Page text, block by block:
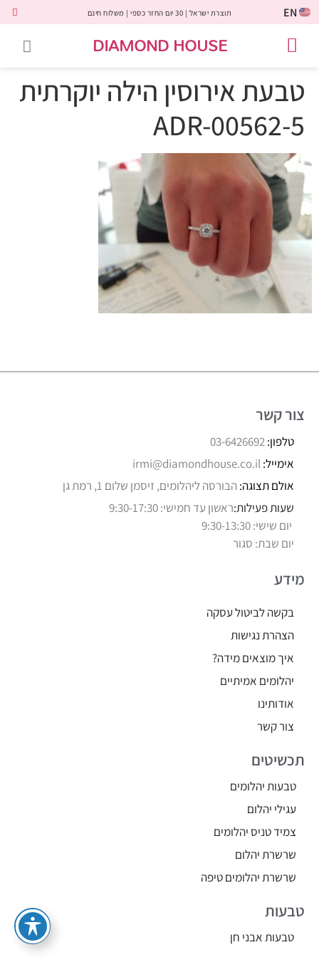
EN תוצרת ישראל | 30 יום החזר כספי | משלוח חינם
DIAMOND HOUSE
טבעת אירוסין הילה יוקרתית
ADR-00562-5
צור קשר
טלפון:03-6426692
אימייל:irmi@diamondhouse.co.il
אולם תצוגה: הבורסה ליהלומים, זיסמן שלום 1, רמת גן
שעות פעילות:ראשון עד חמישי: 9:30-17:30
יום שישי: 9:30-13:30
יום שבת: סגור
מידע
בקשה לביטול עסקה
הצהרת נגישות
איך מוצאים מידה?
יהלומים אמיתיים
אודותינו
צור קשר
תכשיטים
טבעות יהלומים
עגילי יהלום
צמיד טניס יהלומים
שרשרת יהלום
שרשרת יהלומים טיפה
טבעות
טבעות אבני חן